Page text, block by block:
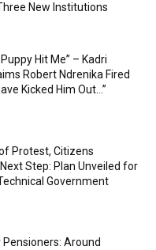
New Institutions
Hit Me” – Kadri
Robert Ndrenika Fired
Kicked Him Out…”
Protest, Citizens
Step: Plan Unveiled for
Government
Around